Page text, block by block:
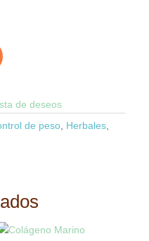
de deseos
de peso Herbales